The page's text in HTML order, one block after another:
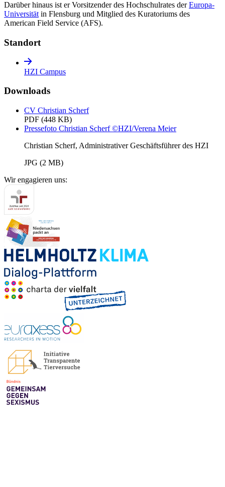
Darüber hinaus ist er Vorsitzender des Hochschulrates derEuropa-
Universität in Flensburg und Mitglied des Kuratoriums des
American Field Service (AFS).
Standort
HZI Campus
Downloads
CV Christian Scherf
PDF (448 KB)
Pressefoto Christian Scherf ©HZI/Verena Meier
Christian Scherf, Administrativer Geschäftsführer des HZI
JPG (2 MB)
Wir engagieren uns: